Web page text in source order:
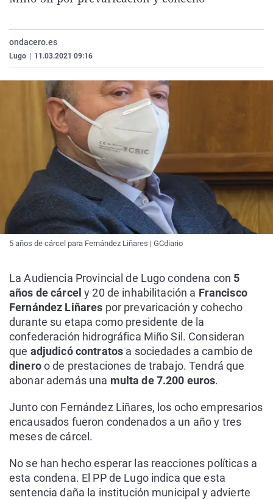
El colegio invisible
Serenarte
Navarra
ondacero.es
Lugo 11.03.2021 09:16
5 años de cárcel para Fernández Liñares | GCdiario
La Audiencia Provincial de Lugo condena con 5
años de cárcel y 20 de inhabilitación a Francisco
Fernández Liñares por prevaricación y cohecho
durante su etapa como presidente de la
confederación hidrográfica Miño Sil. Consideran
que adjudicó contratos a sociedades a cambio de
dineroo de prestaciones de trabajo. Tendrá que
abonar además una multa de 7.200 euros.
Junto con Fernández Liñares, los ocho empresarios
encausados fueron condenados a un año y tres
meses de cárcel.
No se han hecho esperar las reacciones políticas a
esta condena. El PP de Lugo indica que esta
sentencia daña la institución municipal y advierte